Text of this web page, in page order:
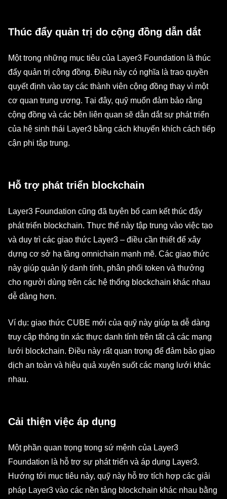
Thúc đẩy quản trị do cộng đồng dẫn dắt
Một trong những mục tiêu của Layer3 Foundation là thúc
đẩy quản trị cộng đồng. Điều này có nghĩa là trao quyền
quyết định vào tay các thành viên cộng đồng thay vì một
cơ quan trung ương. Tại đây, quỹ muốn đảm bảo rằng
cộng đồng và các bên liên quan sẽ dẫn dắt sự phát triển
của hệ sinh thái Layer3 bằng cách khuyến khích cách tiếp
cận phi tập trung.
Hỗ trợ phát triển blockchain
Layer3 Foundation cũng đã tuyên bố cam kết thúc đẩy
phát triển blockchain. Thực thể này tập trung vào việc tạo
và duy trì các giao thức Layer3 – điều cần thiết để xây
dựng cơ sở hạ tầng omnichain mạnh mẽ. Các giao thức
này giúp quản lý danh tính, phân phối token và thưởng
cho người dùng trên các hệ thống blockchain khác nhau
dễ dàng hơn.
Ví dụ: giao thức CUBE mới của quỹ này giúp ta dễ dàng
truy cập thông tin xác thực danh tính trên tất cả các mạng
lưới blockchain. Điều này rất quan trọng để đảm bảo giao
dịch an toàn và hiệu quả xuyên suốt các mạng lưới khác
nhau.
Cải thiện việc áp dụng
Một phần quan trọng trong sứ mệnh của Layer3
Foundation là hỗ trợ sự phát triển và áp dụng Layer3.
Hướng tới mục tiêu này, quỹ này hỗ trợ tích hợp các giải
pháp Layer3 vào các nền tảng blockchain khác nhau bằng